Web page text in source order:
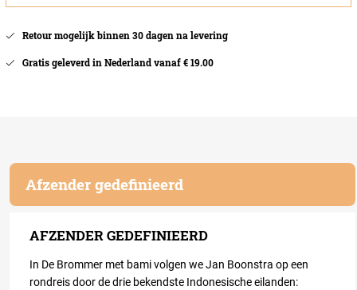
Retour mogelijk binnen 30 dagen na levering
Gratis geleverd in Nederland vanaf € 19.00
Afzender gedefinieerd
AFZENDER GEDEFINIEERD
In De Brommer met bamivolgen we Jan Boonstra op een
rondreis door de drie bekendste Indonesische eilanden: